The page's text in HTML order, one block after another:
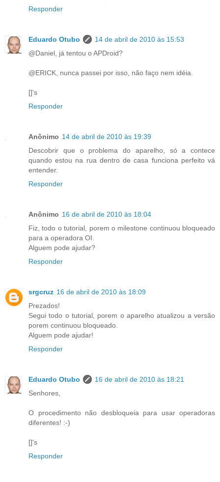
Responder
Eduardo Otubo
14 de abril de 2010 às 15:53
@Daniel, já tentou o APDroid?
@ERICK, nunca passei por isso, não faço nem idéia.
[]'s
Responder
Anônimo 14 de abril de 2010 às 19:39
Descobrir que o problema do aparelho, só a contece
quando estou na rua dentro de casa funciona perfeito vá
entender.
Responder
Anônimo 16 de abril de 2010 às 18:04
Fiz, todo o tutorial, porem o milestone continuou bloqueado
para a operadora OI.
Alguem pode ajudar?
Responder
srgcruz 16 de abril de 2010 às 18:09
Prezados!
Segui todo o tutorial, porem o aparelho atualizou a versão
porem continuou bloqueado.
Alguem pode ajudar!
Responder
Eduardo Otubo
16 de abril de 2010 às 18:21
Senhores,
O procedimento não desbloqueia para usar operadoras
diferentes! :-)
[]'s
Responder